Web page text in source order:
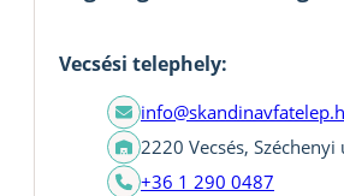
Vecsési telephely:
2220 Vecsés, Széchenyi
+36 1 290 0487